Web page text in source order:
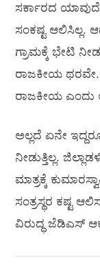
ಸರ್ಕಾರದ
ಸಂಕಷ್ಟ ಆಲಿಸಿಲ್ಲ.
ಗ್ರಾಮಕ್ಕೆ ಭೇಟಿ
ರಾಜಕೀಯ
ರಾಜಕೀಯ ಎಂದು
ಅಲ್ಲದೆ ಏನೇ
ನೀಡುತ್ತಿಲ್ಲ.
ಮಾತ್ರಕ್ಕೆ
ಸಂತ್ರಸ್ಥರ ಕಷ್ಟ
ವಿರುದ್ಧ ಜೆಡಿಎಸ್‌